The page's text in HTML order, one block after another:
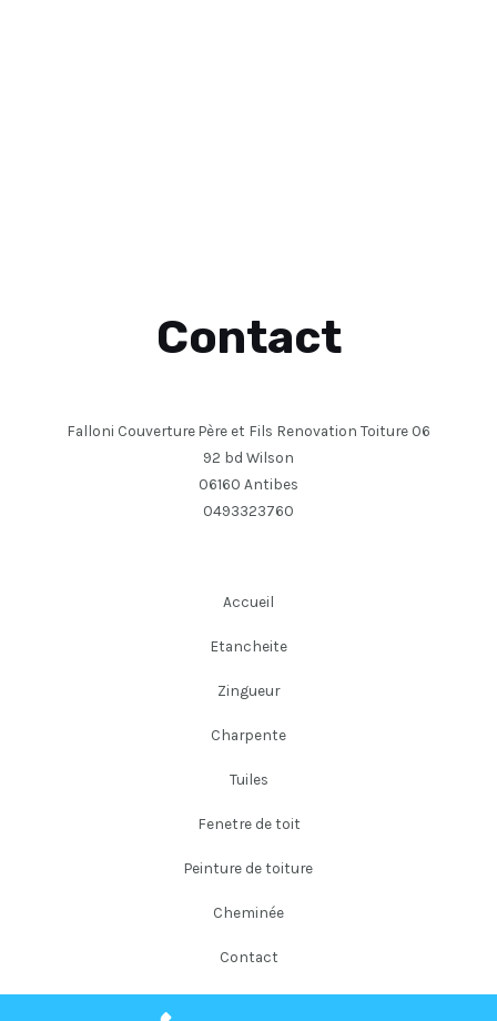
Contact
Falloni Couverture Père et Fils Renovation Toiture 06
92 bd Wilson
06160 Antibes
0493323760
Accueil
Etancheite
Zingueur
Charpente
Tuiles
Fenetre de toit
Peinture de toiture
Cheminée
Contact